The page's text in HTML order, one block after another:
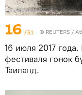
16 /31 © REUTERS /
16 июля 2017
фестиваля гонок
Таиланд.